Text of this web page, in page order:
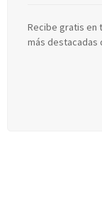
Recibe gratis en
más destacadas